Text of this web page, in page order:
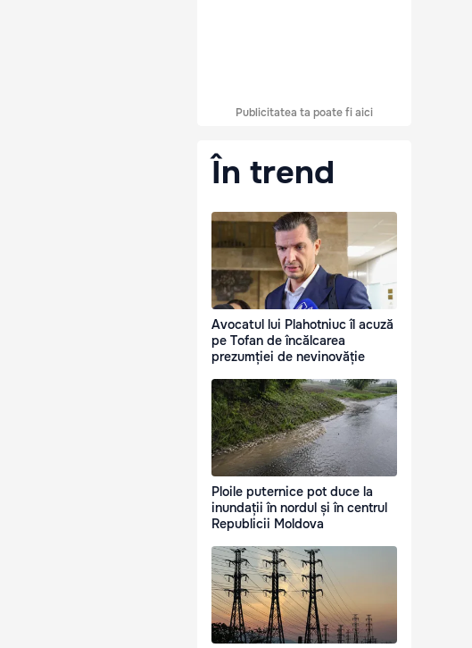
Publicitatea ta poate fi aici
În trend
Avocatul lui Plahotniuc îl acuză
pe Tofan de încălcarea
prezumției de nevinovăție
Ploile puternice pot duce la
inundații în nordul și în centrul
Republicii Moldova